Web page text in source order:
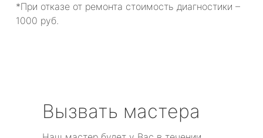
*При отказе от ремонта стоимость диагностики –
1000 руб.
Вызвать мастера